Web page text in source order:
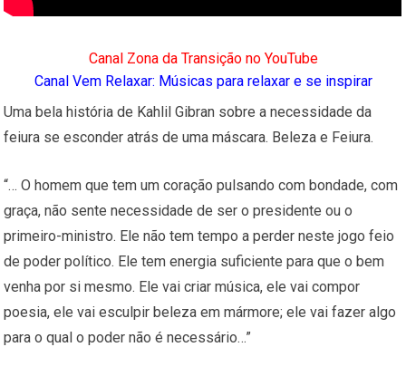
Canal Zona da Transição no YouTube
Canal Vem Relaxar: Músicas para relaxar e se inspirar
Uma bela história de Kahlil Gibran sobre a necessidade da
feiura se esconder atrás de uma máscara. Beleza e Feiura.
“… O homem que tem um coração pulsando com bondade, com
graça, não sente necessidade de ser o presidente ou o
primeiro-ministro. Ele não tem tempo a perder neste jogo feio
de poder político. Ele tem energia suficiente para que o bem
venha por si mesmo. Ele vai criar música, ele vai compor
poesia, ele vai esculpir beleza em mármore; ele vai fazer algo
para o qual o poder não é necessário…”